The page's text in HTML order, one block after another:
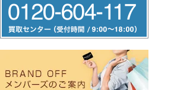
リ
ー
ヤ